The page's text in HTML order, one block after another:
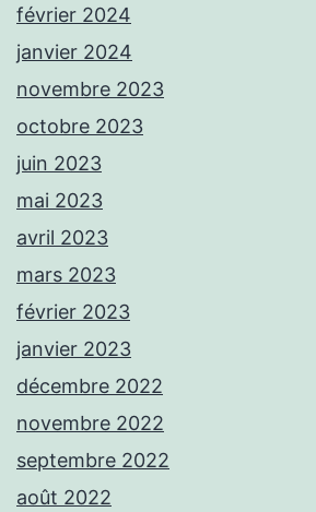
février 2024
janvier 2024
novembre 2023
octobre 2023
juin 2023
mai 2023
avril 2023
mars 2023
février 2023
janvier 2023
décembre 2022
novembre 2022
septembre 2022
août 2022